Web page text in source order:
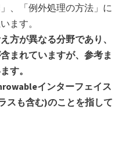
、「例外処理の方法」に
ます。
方が異なる分野であり、
まれていますが、参考ま
す。
インターフェイス
スも含む)のことを指して